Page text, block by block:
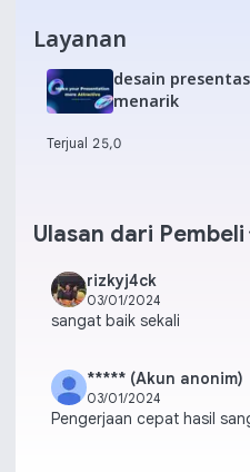
Layanan
desain
menarik
Terjual 25,0
Ulasan dari Pembeli
rizkyj4ck
03/01/2024
sangat baik sekali
***** (Akun anonim)
03/01/2024
Pengerjaan cepat hasil